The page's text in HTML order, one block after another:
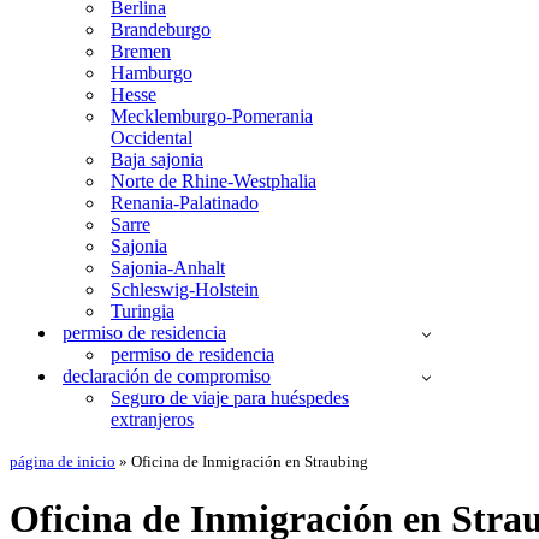
Berlina
Brandeburgo
Bremen
Hamburgo
Hesse
Mecklemburgo-Pomerania
Occidental
Baja sajonia
Norte de Rhine-Westphalia
Renania-Palatinado
Sarre
Sajonia
Sajonia-Anhalt
Schleswig-Holstein
Turingia
permiso de residencia
permiso de residencia
declaración de compromiso
Seguro de viaje para huéspedes
extranjeros
página de inicio » Oficina de Inmigración en Straubing
Oficina de Inmigración en